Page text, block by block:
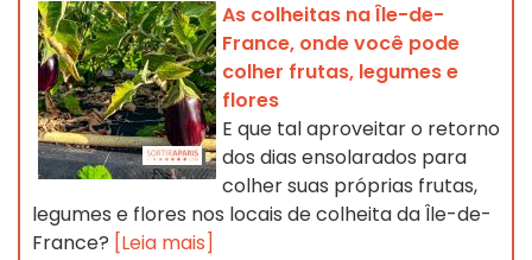
As colheitas na Île-de-
France, onde você pode
colher frutas, legumes e
flores
E que tal aproveitar o retorno
dos dias ensolarados para
colher suas próprias frutas,
legumes e flores nos locais de colheita da Île-de-
France? [Leia mais]